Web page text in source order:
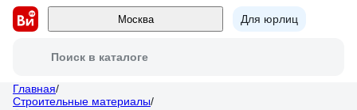
Москва Для юрлиц
Поиск в каталоге
Главная/
Строительные материалы/